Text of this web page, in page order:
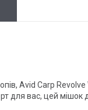
Avid Carp
для вас, цей